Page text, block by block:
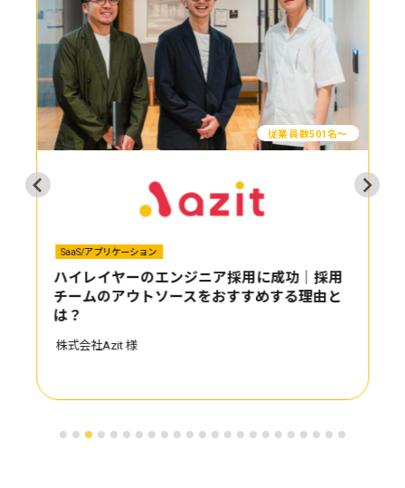
従業員数501名〜
SaaS/アプリケーション
ハイレイヤーのエンジニア採用に成功｜採用
チームのアウトソースをおすすめする理由と
は？
株式会社Azit 様